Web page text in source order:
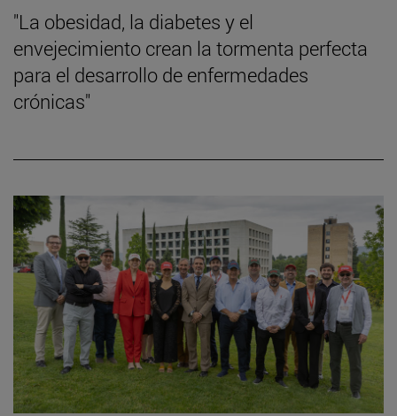
"La obesidad, la diabetes y el
envejecimiento crean la tormenta perfecta
para el desarrollo de enfermedades
crónicas"